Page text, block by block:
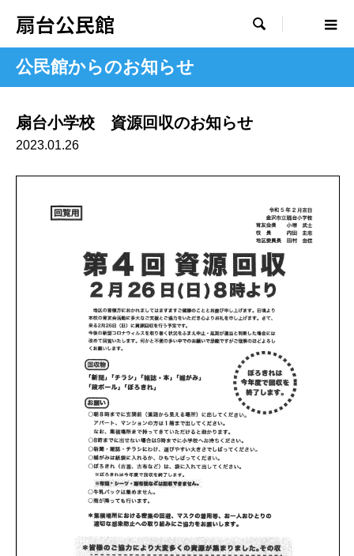
扇台公民館 
公民館からのお知らせ
扇台小学校 資源回収のお知らせ
2023.01.26